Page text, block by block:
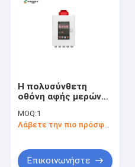
Η πολυσύνθετη
οθόνη αφής μερών
δεν ελέγχει καμία
συμπύκνωση
MOQ:1
Λάβετε την πιο πρόσφατη τιμή
Επικοινωνήστε